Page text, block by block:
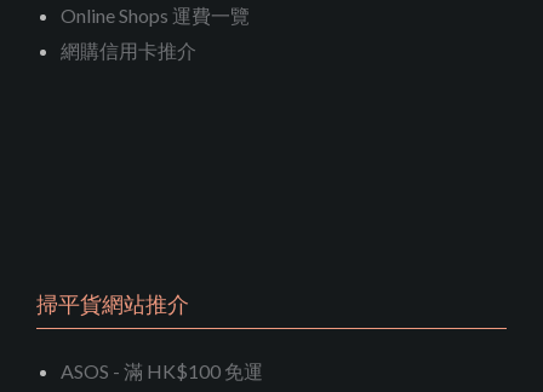
Online Shops 運費一覽
網購信用卡推介
掃平貨網站推介
ASOS - 滿 HK$100 免運